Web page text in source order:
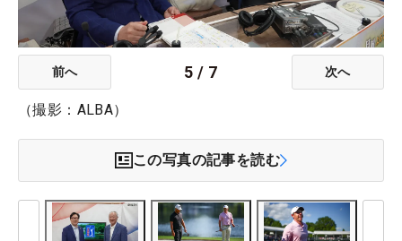
前へ 5 / 7 次へ
（撮影：ALBA）
この写真の記事を読む